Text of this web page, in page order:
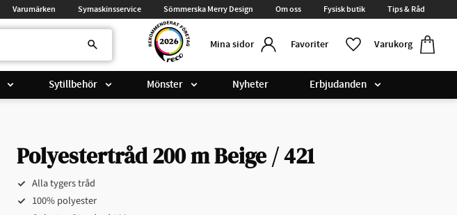
Varumärken Symaskinsservice Sömmerska Merry Design Om oss Fysisk butik Tips & Råd
Mina sidor Favoriter Varukorg
Favoriter
Sytillbehör Mönster Nyheter Erbjudanden
Polyestertråd 200 m Beige / 421
Alla tygers tråd
100% polyester